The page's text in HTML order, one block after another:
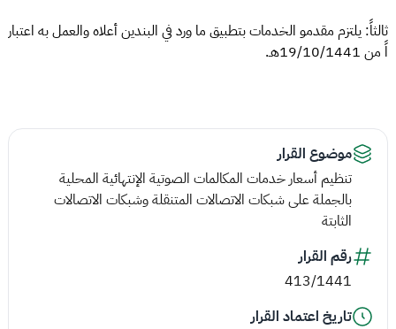
ثالثاً: يلتزم مقدمو الخدمات بتطبيق ما ورد في البندين أعلاه والعمل به اعتبار
اً من 19/10/1441هـ.
موضوع القرار
تنظيم أسعار خدمات المكالمات الصوتية الإنتهائية المحلية
بالجملة على شبكات الاتصالات المتنقلة وشبكات الاتصالات
الثابتة
رقم القرار
413/1441
تاريخ اعتماد القرار